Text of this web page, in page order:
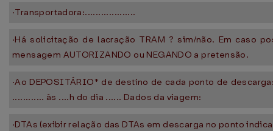
·Transportadora:...................
·Há solicitação de lacração TRAM ? sim/não. Em caso
mensagem AUTORIZANDO ou NEGANDO a pretensão.
·Ao DEPOSITÁRIO* de destino de cada ponto de
............ às ....h do dia ...... Dados da viagem:
·DTAs (exibir relação das DTAs em descarga no ponto